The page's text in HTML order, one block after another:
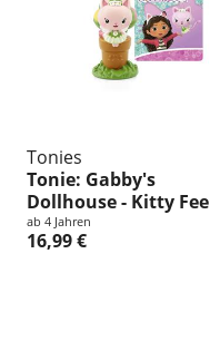
Tonies
Tonie: Gabby's
Dollhouse - Kitty Fee
ab 4 Jahren
16,99 €